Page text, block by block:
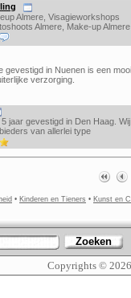
Almere, Visagieworkshops
Almere, Make-up Almere
gevestigd in Nuenen is een
verzorging.
jaar gevestigd in Den Haag. Wij
van allerlei type
• Kinderen en Tieners • Kunst en
Zoeken
Copyrights © 2026